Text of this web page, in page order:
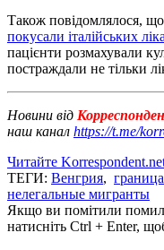
Також повідомлялося, що
покусали італійських
пацієнти розмахували
постраждали не тільки
Новини від
наш канал https://t.me/
Читайте
ТЕГИ: Венгрия, граница
нелегальные мигранты
Якщо ви помітили
натисніть Ctrl + Enter,